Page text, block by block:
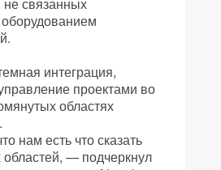
интеграция,
проектами во
областях
нам есть что сказать
областей, — подчеркнул